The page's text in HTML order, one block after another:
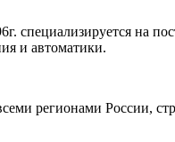
на
и автоматики.
регионами России,